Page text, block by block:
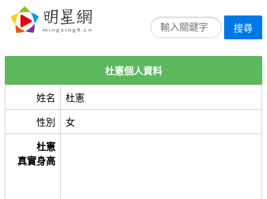
搜尋
杜憲個人資料
姓名 杜憲
性別 女
杜憲
真實身高